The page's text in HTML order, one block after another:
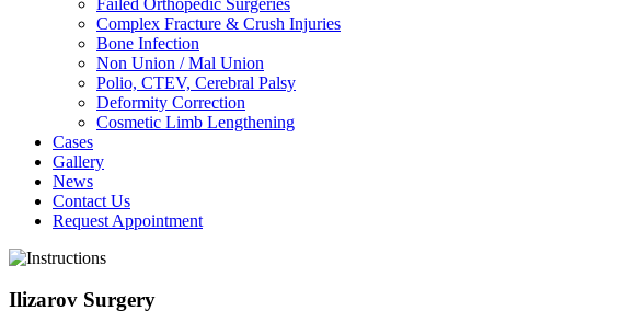
Complex Fracture & Crush Injuries
Bone Infection
Non Union / Mal Union
Polio, CTEV, Cerebral Palsy
Deformity Correction
Cosmetic Limb Lengthening
Cases
Gallery
News
Contact Us
Request Appointment
Ilizarov Surgery